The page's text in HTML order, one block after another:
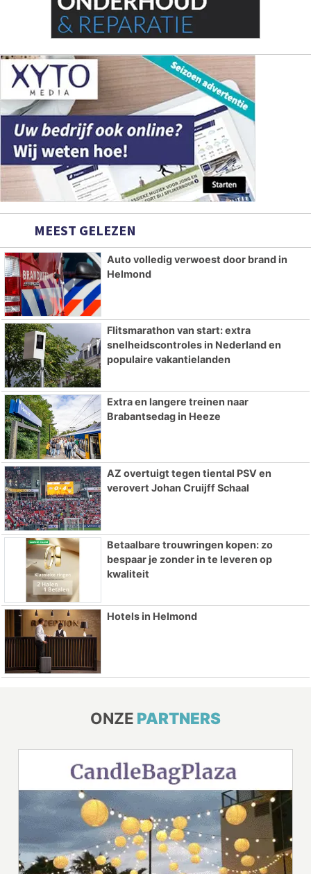
MEEST GELEZEN
Auto volledig verwoest door brand in
Helmond
Flitsmarathon van start: extra
snelheidscontroles in Nederland en
populaire vakantielanden
Extra en langere treinen naar
Brabantsedag in Heeze
AZ overtuigt tegen tiental PSV en
verovert Johan Cruijff Schaal
Betaalbare trouwringen kopen: zo
bespaar je zonder in te leveren op
kwaliteit
Hotels in Helmond
ONZE PARTNERS